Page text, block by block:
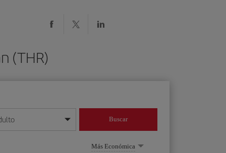
(THR)
mes/año
Buscar
Más Económica